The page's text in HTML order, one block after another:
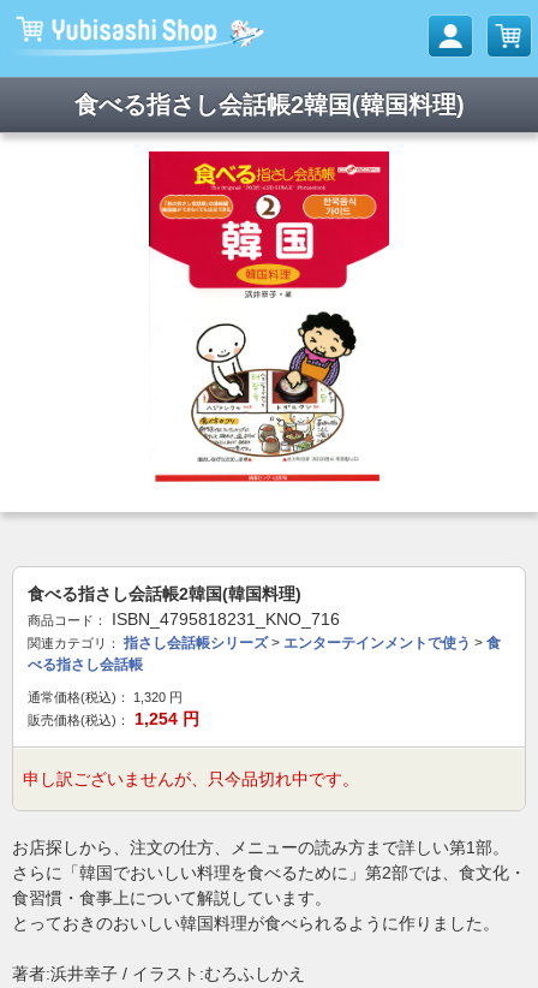
食べる指さし会話帳2韓国(韓国料理)
食べる指さし会話帳2韓国(韓国料理)
商品コード： ISBN_4795818231_KNO_716
関連カテゴリ： 指さし会話帳シリーズ> エンターテインメントで使う > 食
べる指さし会話帳
通常価格(税込)： 1,320 円
販売価格(税込)：
1,254 円
申し訳ございませんが、只今品切れ中です。
お店探しから、注文の仕方、メニューの読み方まで詳しい第1部。
さらに「韓国でおいしい料理を食べるために」第2部では、食文化・
食習慣・食事上について解説しています。
とっておきのおいしい韓国料理が食べられるように作りました。
著者:浜井幸子 / イラスト:むろふしかえ